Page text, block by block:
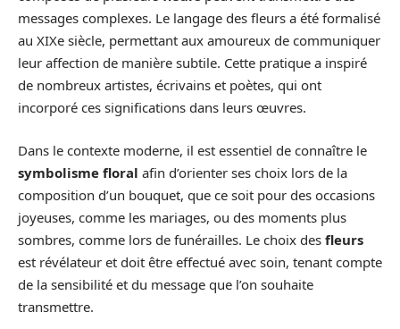
messages complexes. Le langage des fleurs a été formalisé
au XIXe siècle, permettant aux amoureux de communiquer
leur affection de manière subtile. Cette pratique a inspiré
de nombreux artistes, écrivains et poètes, qui ont
incorporé ces significations dans leurs œuvres.
Dans le contexte moderne, il est essentiel de connaître le
symbolisme floral afin d’orienter ses choix lors de la
composition d’un bouquet, que ce soit pour des occasions
joyeuses, comme les mariages, ou des moments plus
sombres, comme lors de funérailles. Le choix des fleurs
est révélateur et doit être effectué avec soin, tenant compte
de la sensibilité et du message que l’on souhaite
transmettre.